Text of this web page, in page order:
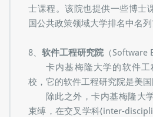
信息系统管理、信息技术、信
士课程。该院也提供一些博士
软件工程研究院（Software
卡内基梅隆大学的软件工
校，它的软件工程研究院是美
除此之外，卡内基梅隆大